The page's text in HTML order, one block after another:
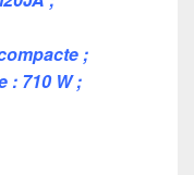
;
: 710 W ;